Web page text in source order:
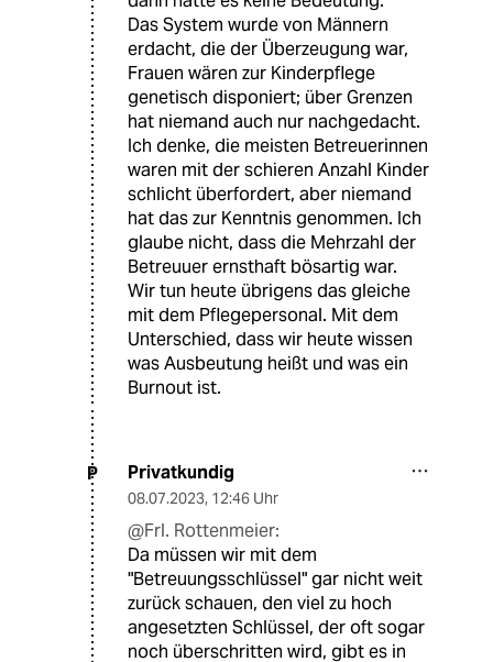
Das System wurde von Männern
erdacht, die der Überzeugung war,
Frauen wären zur Kinderpflege
genetisch disponiert; über Grenzen
hat niemand auch nur nachgedacht.
Ich denke, die meisten Betreuerinnen
waren mit der schieren Anzahl Kinder
schlicht überfordert, aber niemand
hat das zur Kenntnis genommen. Ich
glaube nicht, dass die Mehrzahl der
Betreuuer ernsthaft bösartig war.
Wir tun heute übrigens das gleiche
mit dem Pflegepersonal. Mit dem
Unterschied, dass wir heute wissen
was Ausbeutung heißt und was ein
Burnout ist.
P Privatkundig
08.07.2023, 12:46 Uhr
@Frl. Rottenmeier:
Da müssen wir mit dem
"Betreuungsschlüssel" gar nicht weit
zurück schauen, den viel zu hoch
angesetzten Schlüssel, der oft sogar
noch überschritten wird, gibt es in